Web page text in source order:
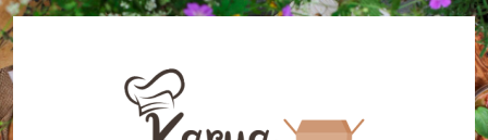
Skip
to
content